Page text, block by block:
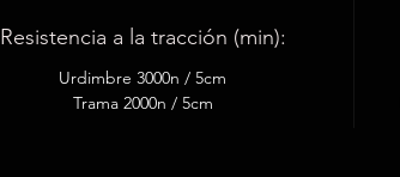
Resistencia a la tracción (min):
Urdimbre 3000n / 5cm
Trama 2000n / 5cm